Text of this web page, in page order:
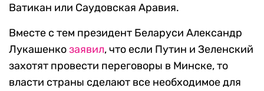
Ватикан или Саудовская Аравия.
Вместе с тем президент Беларуси Александр
Лукашенкозаявил, что если Путин и Зеленский
захотят провести переговоры в Минске, то
власти страны сделают все необходимое для